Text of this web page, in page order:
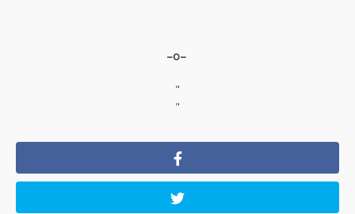
–o–
"
"